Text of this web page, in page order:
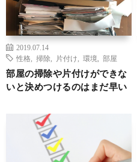
2019.07.14
性格
掃除 片付け 環境 部屋
部屋の掃除や片付けができな
いと決めつけるのはまだ早い